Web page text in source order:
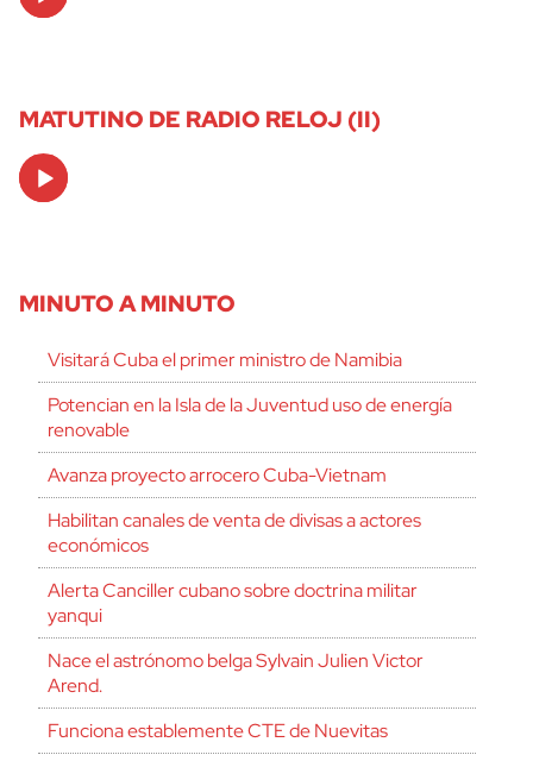
MATUTINO DE RADIO RELOJ (II)
Audio
Player
MINUTO A MINUTO
Visitará Cuba el primer ministro de Namibia
Potencian en la Isla de la Juventud uso de energía
renovable
Avanza proyecto arrocero Cuba-Vietnam
Habilitan canales de venta de divisas a actores
económicos
Alerta Canciller cubano sobre doctrina militar
yanqui
Nace el astrónomo belga Sylvain Julien Victor
Arend.
Funciona establemente CTE de Nuevitas